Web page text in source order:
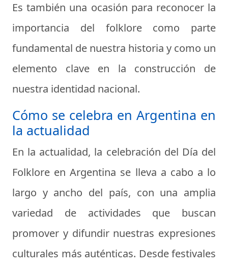
Es también una ocasión para reconocer la
importancia del folklore como parte
fundamental de nuestra historia y como un
elemento clave en la construcción de
nuestra identidad nacional.
Cómo se celebra en Argentina en
la actualidad
En la actualidad, la celebración del Día del
Folklore en Argentina se lleva a cabo a lo
largo y ancho del país, con una amplia
variedad de actividades que buscan
promover y difundir nuestras expresiones
culturales más auténticas. Desde festivales